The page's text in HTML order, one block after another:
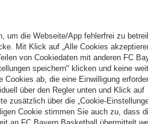
Strafraum, wo Ribéry 18
Bislang steht die
für die Bayern.